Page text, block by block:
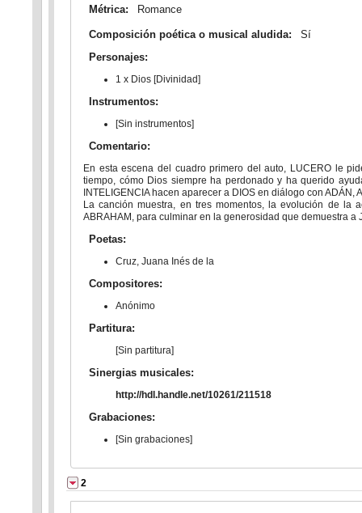
Métrica: Romance
Composición poética o musical aludida:
Sí
Personajes:
1 x Dios [Divinidad]
Instrumentos:
[Sin instrumentos]
Comentario:
En esta escena del cuadro primero del auto, LUCERO le
tiempo, cómo Dios siempre ha perdonado y ha querido
INTELIGENCIA hacen aparecer a DIOS en diálogo con
La canción muestra, en tres momentos, la evolución de la
ABRAHAM, para culminar en la generosidad que demuestra a
Poetas:
Cruz, Juana Inés de la
Compositores:
Anónimo
Partitura:
[Sin partitura]
Sinergias musicales:
http://hdl.handle.net/10261/211518
Grabaciones:
[Sin grabaciones]
2